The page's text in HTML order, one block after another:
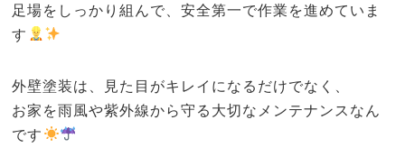
足場をしっかり組んで、安全第一で作業を進めていま
す
外壁塗装は、見た目がキレイになるだけでなく、
お家を雨風や紫外線から守る大切なメンテナンスなん
です